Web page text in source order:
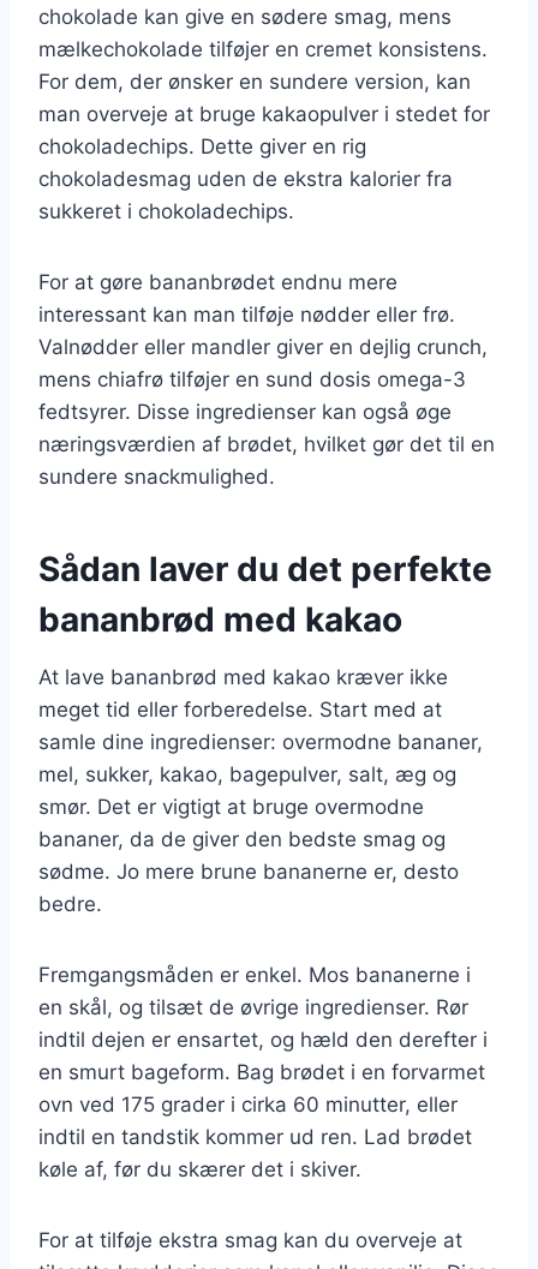
chokolade kan give en sødere smag, mens
mælkechokolade tilføjer en cremet konsistens.
For dem, der ønsker en sundere version, kan
man overveje at bruge kakaopulver i stedet for
chokoladechips. Dette giver en rig
chokoladesmag uden de ekstra kalorier fra
sukkeret i chokoladechips.
For at gøre bananbrødet endnu mere
interessant kan man tilføje nødder eller frø.
Valnødder eller mandler giver en dejlig crunch,
mens chiafrø tilføjer en sund dosis omega-3
fedtsyrer. Disse ingredienser kan også øge
næringsværdien af brødet, hvilket gør det til en
sundere snackmulighed.
Sådan laver du det perfekte
bananbrød med kakao
At lave bananbrød med kakao kræver ikke
meget tid eller forberedelse. Start med at
samle dine ingredienser: overmodne bananer,
mel, sukker, kakao, bagepulver, salt, æg og
smør. Det er vigtigt at bruge overmodne
bananer, da de giver den bedste smag og
sødme. Jo mere brune bananerne er, desto
bedre.
Fremgangsmåden er enkel. Mos bananerne i
en skål, og tilsæt de øvrige ingredienser. Rør
indtil dejen er ensartet, og hæld den derefter i
en smurt bageform. Bag brødet i en forvarmet
ovn ved 175 grader i cirka 60 minutter, eller
indtil en tandstik kommer ud ren. Lad brødet
køle af, før du skærer det i skiver.
For at tilføje ekstra smag kan du overveje at